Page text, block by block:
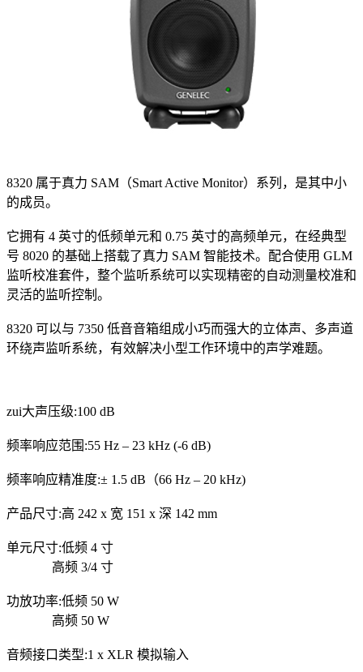
8320 属于真力 SAM（Smart Active Monitor）系列，是其中小
的成员。
它拥有 4 英寸的低频单元和 0.75 英寸的高频单元，在经典型
号 8020 的基础上搭载了真力 SAM 智能技术。配合使用 GLM
监听校准套件，整个监听系统可以实现精密的自动测量校准和
灵活的监听控制。
8320 可以与 7350 低音音箱组成小巧而强大的立体声、多声道
环绕声监听系统，有效解决小型工作环境中的声学难题。
zui大声压级:100 dB
频率响应范围:55 Hz – 23 kHz (-6 dB)
频率响应精准度:± 1.5 dB（66 Hz – 20 kHz)
产品尺寸:高 242 x 宽 151 x 深 142 mm
单元尺寸:低频 4 寸
高频 3/4 寸
功放功率:低频 50 W
高频 50 W
音频接口类型:1 x XLR 模拟输入